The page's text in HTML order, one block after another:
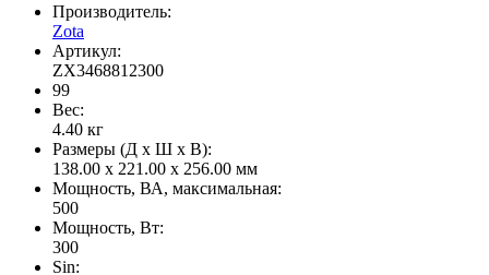
Производитель:
Zota
Артикул:
ZX3468812300
99
Вес:
4.40 кг
Размеры (Д x Ш x В):
138.00 x 221.00 x 256.00 мм
Мощность, ВА, максимальная:
500
Мощность, Вт:
300
Sin: